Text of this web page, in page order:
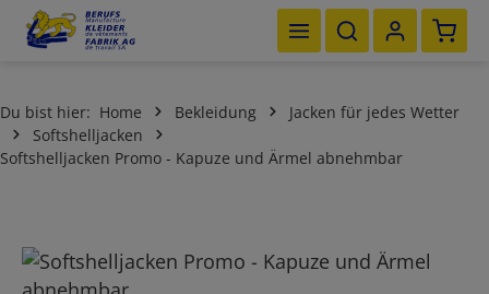
Zum Hauptinhalt springen
Du bist hier: Home Bekleidung
Jacken für jedes Wetter
Softshelljacken
Softshelljacken Promo - Kapuze und Ärmel abnehmbar
Bildergalerie überspringen